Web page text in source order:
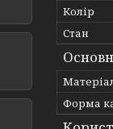
Колір
Стан
Форма